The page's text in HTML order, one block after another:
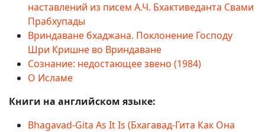
наставлений из писем А.Ч. Бхактиведанта Свами
Прабхупады
Вриндаване бхаджана. Поклонение Господу
Шри Кришне во Вриндаване
Сознание: недостающее звено (1984)
О Исламе
Книги на английском языке:
Bhagavad-Gita As It Is (Бхагавад-Гита Как Она